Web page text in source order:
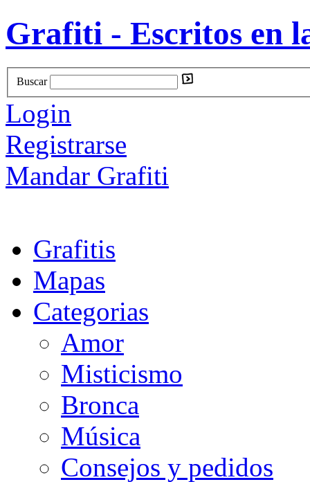
Grafiti - Escritos en
Buscar
Login
Registrarse
Mandar Grafiti
Grafitis
Mapas
Categorias
Amor
Misticismo
Bronca
Música
Consejos y pedidos